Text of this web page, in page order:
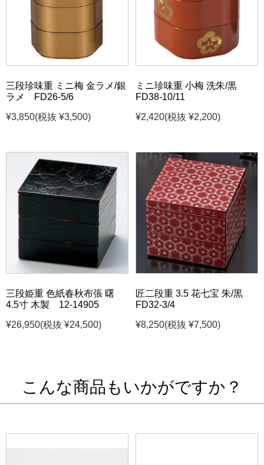
三段珍味重 ミニ梅 金ラメ/銀
ラメ FD26-5/6
¥3,850(税抜 ¥3,500)
ミニ珍味重 小梅 洗朱/黒
FD38-10/11
¥2,420(税抜 ¥2,200)
三段姫重 色紙春秋布張 曙
4.5寸 木製 12-14905
¥26,950(税抜 ¥24,500)
匠二段重 3.5 花七宝 朱/黒
FD32-3/4
¥8,250(税抜 ¥7,500)
こんな商品もいかがですか？